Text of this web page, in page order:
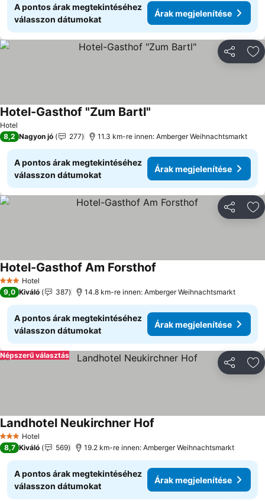
A pontos árak megtekintéséhez
válasszon dátumokat
Árak megjelenítése
Hotel
Hotel-Gasthof "Zum Bartl"
8,2 Nagyon jó 277 11.3 km-re innen: Amberger Weihnachtsmarkt
A pontos árak megtekintéséhez
válasszon dátumokat
Árak megjelenítése
3 Kategória
Hotel
Hotel-Gasthof Am Forsthof
9,0 Kiváló 387 14.8 km-re innen: Amberger Weihnachtsmarkt
A pontos árak megtekintéséhez
válasszon dátumokat
Árak megjelenítése
Népszerű választás
3 Kategória
Hotel
Landhotel Neukirchner Hof
8,7 Kiváló 569 19.2 km-re innen: Amberger Weihnachtsmarkt
A pontos árak megtekintéséhez
válasszon dátumokat
Árak megjelenítése